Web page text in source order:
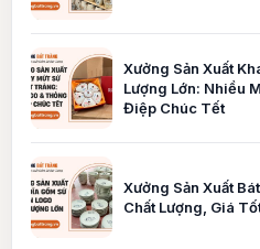
Xưởng Sản Xuất
Lượng Lớn: Nhiều
Điệp Chúc Tết
Xưởng Sản Xuất
Chất Lượng, Giá